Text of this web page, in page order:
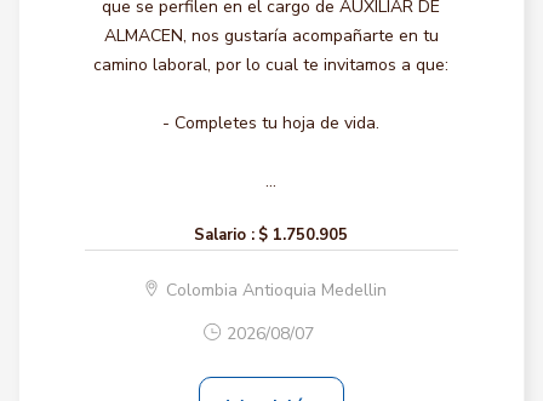
que se perfilen en el cargo de AUXILIAR DE
ALMACEN, nos gustaría acompañarte en tu
camino laboral, por lo cual te invitamos a que:
- Completes tu hoja de vida.
...
Salario : $ 1.750.905
Colombia Antioquia Medellin
2026/08/07